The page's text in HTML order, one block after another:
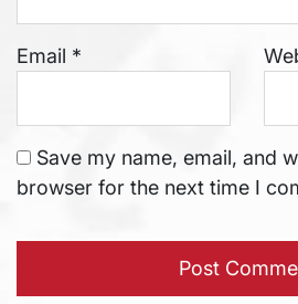
Email *
Save my name, email, and
browser for the next time I